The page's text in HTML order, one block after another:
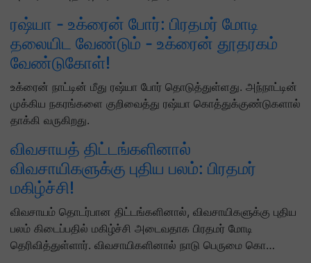
ரஷ்யா - உக்ரைன் போர்: பிரதமர் மோடி
தலையிட வேண்டும் - உக்ரைன் தூதரகம்
வேண்டுகோள்!
உக்ரைன் நாட்டின் மீது ரஷ்யா போர் தொடுத்துள்ளது. அந்நாட்டின்
முக்கிய நகரங்களை குறிவைத்து ரஷ்யா கொத்துக்குண்டுகளால்
தாக்கி வருகிறது.
விவசாயத் திட்டங்களினால்
விவசாயிகளுக்கு புதிய பலம்: பிரதமர்
மகிழ்ச்சி!
விவசாயம் தொடர்பான திட்டங்களினால், விவசாயிகளுக்கு புதிய
பலம் கிடைப்பதில் மகிழ்ச்சி அடைவதாக பிரதமர் மோடி
தெரிவித்துள்ளார். விவசாயிகளினால் நாடு பெருமை கொ…